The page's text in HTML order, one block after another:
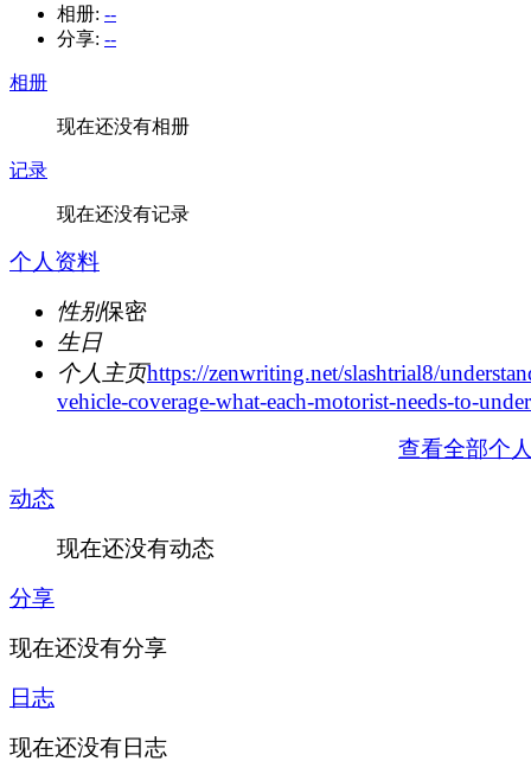
相册: --
分享: --
相册
现在还没有相册
记录
现在还没有记录
个人资料
性别保密
生日
个人主页https://zenwriting.net/slashtrial8/
vehicle-coverage-what-each-motorist-needs-to-
查看全部个
动态
现在还没有动态
分享
现在还没有分享
日志
现在还没有日志